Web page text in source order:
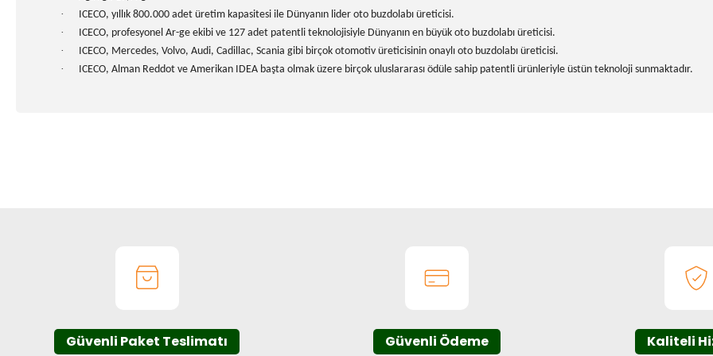
·
ICECO, yıllık 800.000 adet üretim kapasitesi ile Dünyanın lider oto buzdolabı üreticisi.
·
ICECO, profesyonel Ar-ge ekibi ve 127 adet patentli teknolojisiyle Dünyanın en büyük oto buzdolabı üreticisi.
·
ICECO, Mercedes, Volvo, Audi, Cadillac, Scania gibi birçok otomotiv üreticisinin onaylı oto buzdolabı üreticisi.
·
ICECO, Alman Reddot ve Amerikan IDEA başta olmak üzere birçok uluslararası ödüle sahip patentli ürünleriyle üstün teknoloji sunmaktadır.
Ürün fiyatı diğer sitelerden daha pahalı.
Güvenli Paket Teslimatı Güvenli Ödeme Kaliteli